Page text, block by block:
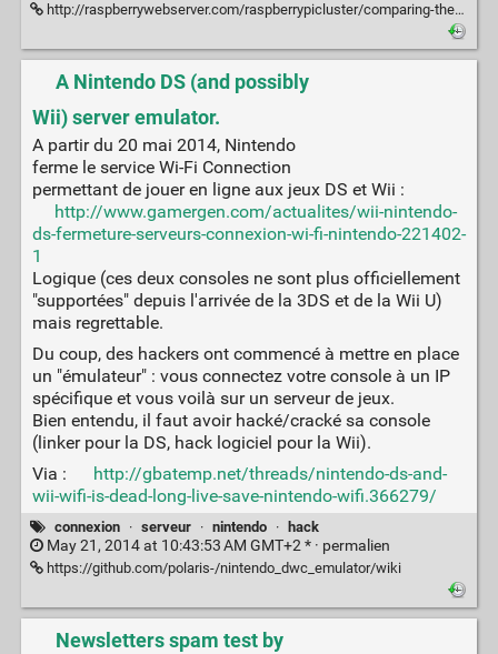
http://raspberrywebserver.com/raspberrypicluster/comparing-the-performance-of-nginx-and-apache-web-servers.html
A Nintendo DS (and possibly
Wii) server emulator.
A partir du 20 mai 2014, Nintendo
ferme le service Wi-Fi Connection
permettant de jouer en ligne aux jeux DS et Wii :
http://www.gamergen.com/actualites/wii-nintendo-
ds-fermeture-serveurs-connexion-wi-fi-nintendo-221402-
1
Logique (ces deux consoles ne sont plus officiellement
"supportées" depuis l'arrivée de la 3DS et de la Wii U)
mais regrettable.
Du coup, des hackers ont commencé à mettre en place
un "émulateur" : vous connectez votre console à un IP
spécifique et vous voilà sur un serveur de jeux.
Bien entendu, il faut avoir hacké/cracké sa console
(linker pour la DS, hack logiciel pour la Wii).
Via :
http://gbatemp.net/threads/nintendo-ds-and-
wii-wifi-is-dead-long-live-save-nintendo-wifi.366279/
connexion · serveur · nintendo · hack
May 21, 2014 at 10:43:53 AM GMT+2 * · permalien
https://github.com/polaris-/nintendo_dwc_emulator/wiki
Newsletters spam test by